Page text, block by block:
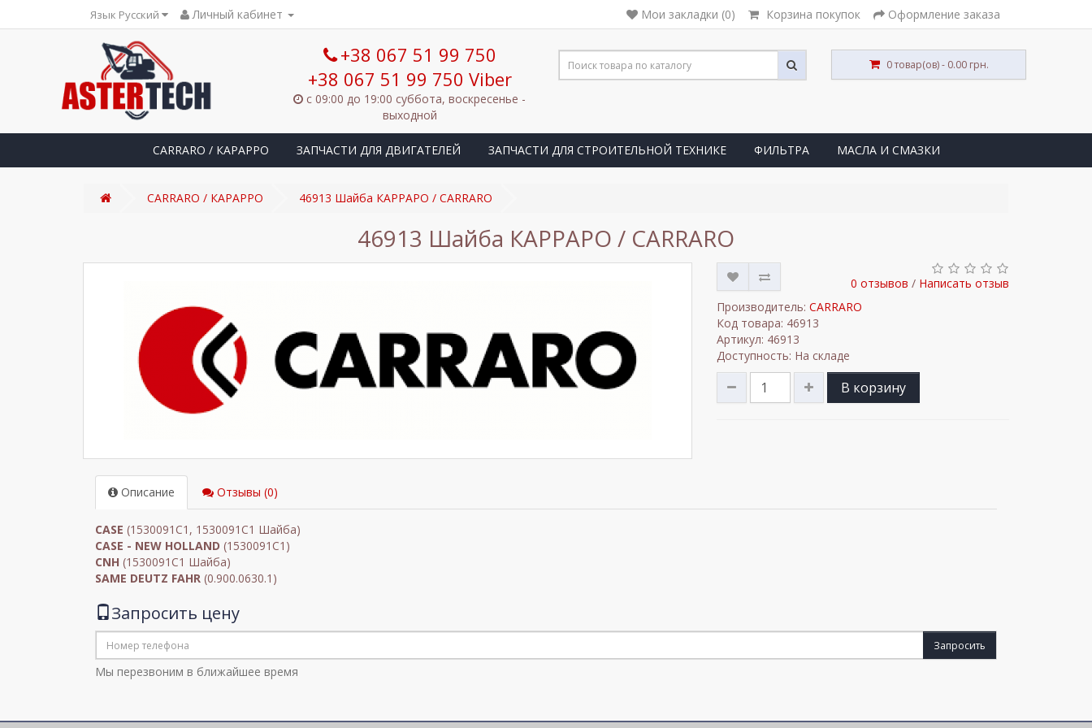
Язык Русский Личный кабинет Мои закладки (0) Корзина покупок Оформление заказа
+38 067 51 99 750
+38 067 51 99 750 Viber
с 09:00 до 19:00 суббота, воскресенье -
выходной
0 товар(ов) - 0.00 грн.
CARRARO / КАРАРРО ЗАПЧАСТИ ДЛЯ ДВИГАТЕЛЕЙ ЗАПЧАСТИ ДЛЯ СТРОИТЕЛЬНОЙ ТЕХНИКЕ ФИЛЬТРА МАСЛА И СМАЗКИ
CARRARO / КАРАРРО 46913 Шайба КАРРАРО / CARRARO
46913 Шайба КАРРАРО / CARRARO
0 отзывов / Написать отзыв
Производитель: CARRARO
Код товара: 46913
Артикул: 46913
Доступность: На складе
В корзину
Описание Отзывы (0)
CASE (1530091C1, 1530091C1 Шайба)
CASE - NEW HOLLAND (1530091C1)
CNH (1530091C1 Шайба)
SAME DEUTZ FAHR (0.900.0630.1)
Запросить цену
Запросить
Мы перезвоним в ближайшее время